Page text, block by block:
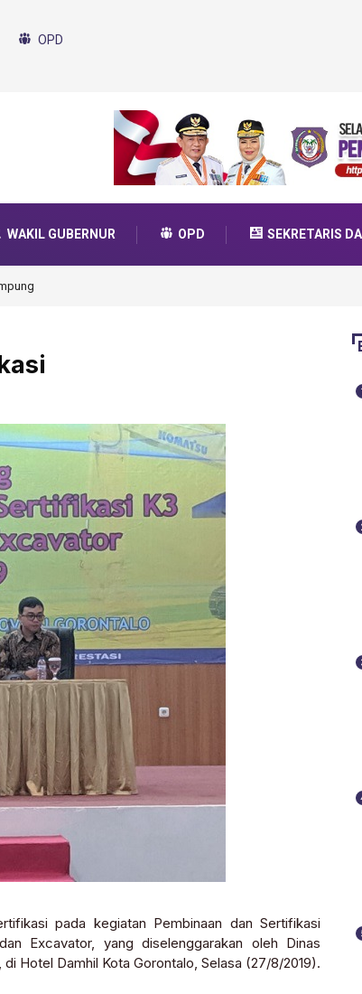
OPD
WAKIL GUBERNUR OPD SEKRETARIS
Transformasi 2025
pada kegiatan Pembinaan dan Sertifikasi
Excavator, yang diselenggarakan oleh Dinas
Hotel Damhil Kota Gorontalo, Selasa (27/8/2019).